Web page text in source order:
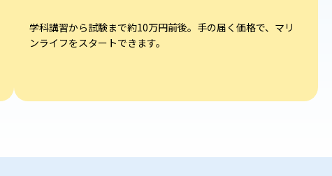
学科講習から試験まで約10万円前後。⼿の届く価格で、マリ
ンライフをスタートできます。